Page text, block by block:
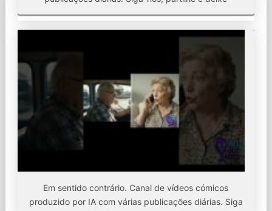
Em sentido contrário. Canal de vídeos cómicos
produzido por IA com várias publicações diárias. Siga